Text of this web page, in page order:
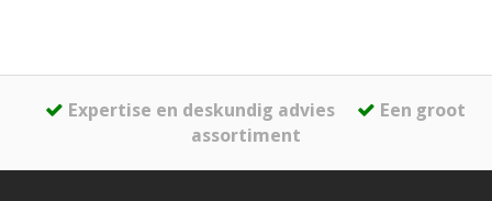
Expertise en deskundig advies
Een groot
assortiment